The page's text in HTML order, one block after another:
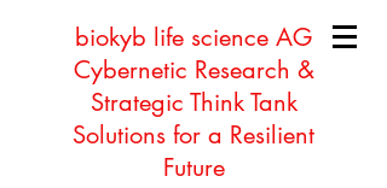
biokyb life science AG
Cybernetic Research &
Strategic Think Tank
Solutions for a Resilient
Future